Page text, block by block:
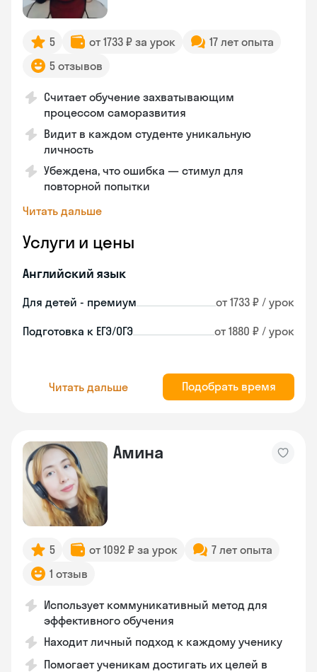
5 от 1733 ₽ за урок
17 лет опыта
5 отзывов
Считает обучение захватывающим
процессом саморазвития
Видит в каждом студенте уникальную
личность
Убеждена, что ошибка — стимул для
повторной попытки
Читать дальше
Услуги и цены
Английский язык
Для детей - премиум от 1733 ₽ / урок
Подготовка к ЕГЭ/ОГЭ от 1880 ₽ / урок
Читать дальше Подобрать время
Амина
5 от 1092 ₽ за урок
7 лет опыта
1 отзыв
Использует коммуникативный метод для
эффективного обучения
Находит личный подход к каждому ученику
Помогает ученикам достигать их целей в